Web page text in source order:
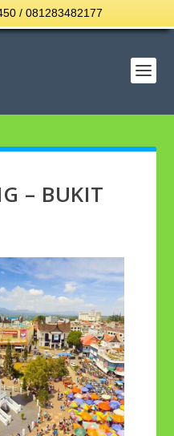
/ 081283482177
– BUKIT